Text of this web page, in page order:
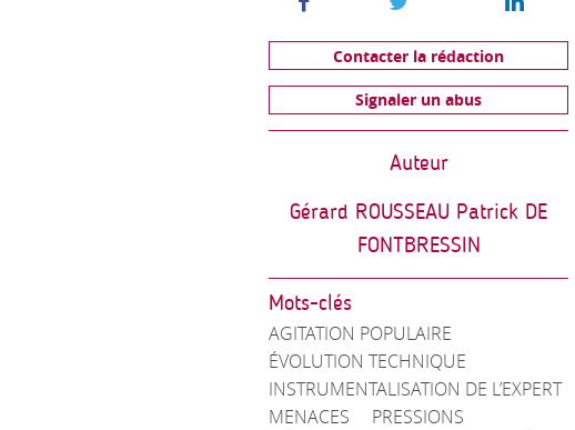
Contacter la rédaction
Signaler un abus
Auteur
Gérard ROUSSEAU Patrick DE
FONTBRESSIN
Mots-clés
AGITATION POPULAIRE
ÉVOLUTION TECHNIQUE
INSTRUMENTALISATION DE L’EXPERT
MENACES
PRESSIONS